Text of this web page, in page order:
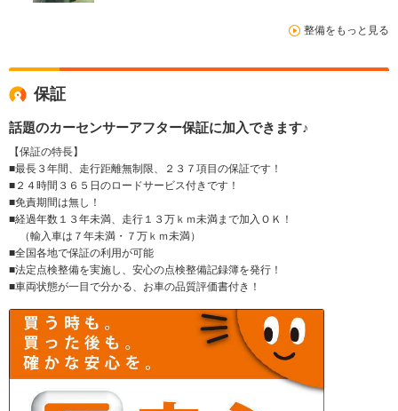
整備をもっと見る
保証
話題のカーセンサーアフター保証に加入できます♪
【保証の特長】
■最長３年間、走行距離無制限、２３７項目の保証です！
■２４時間３６５日のロードサービス付きです！
■免責期間は無し！
■経過年数１３年未満、走行１３万ｋｍ未満まで加入ＯＫ！
（輸入車は７年未満・７万ｋｍ未満）
■全国各地で保証の利用が可能
■法定点検整備を実施し、安心の点検整備記録簿を発行！
■車両状態が一目で分かる、お車の品質評価書付き！